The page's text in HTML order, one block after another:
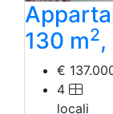
130 m2
€
4
locali